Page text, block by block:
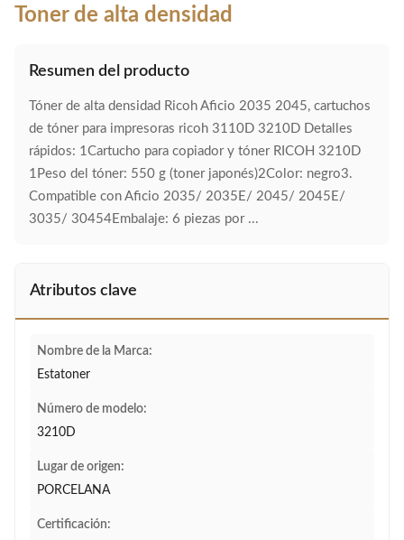
Toner de alta densidad
Resumen del producto
Tóner de alta densidad Ricoh Aficio 2035 2045, cartuchos
de tóner para impresoras ricoh 3110D 3210D Detalles
rápidos: 1Cartucho para copiador y tóner RICOH 3210D
1Peso del tóner: 550 g (toner japonés)2Color: negro3.
Compatible con Aficio 2035/ 2035E/ 2045/ 2045E/
3035/ 30454Embalaje: 6 piezas por ...
Atributos clave
Nombre de la Marca:
Estatoner
Número de modelo:
3210D
Lugar de origen:
PORCELANA
Certificación: